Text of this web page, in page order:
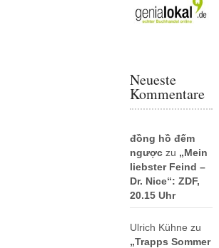
Neueste
Kommentare
đồng hồ đếm
ngượczu „Mein
liebster Feind –
Dr. Nice“: ZDF,
20.15 Uhr
Ulrich Kühne zu
„Trapps Sommer